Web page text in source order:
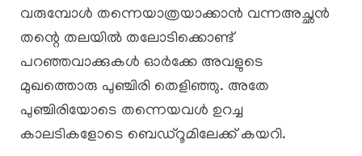
വരുമ്പോൾ തന്നെയാത്രയാക്കാൻ വന്നഅച്ഛൻ
തന്റെ തലയിൽ തലോടിക്കൊണ്ട്
പറഞ്ഞവാക്കുകൾ ഓർക്കേ അവളുടെ
മുഖത്തൊരു പുഞ്ചിരി തെളിഞ്ഞു. അതേ
പുഞ്ചിരിയോടെ തന്നെയവൾ ഉറച്ച
കാലടികളോടെ ബെഡ്റൂമിലേക്ക് കയറി.